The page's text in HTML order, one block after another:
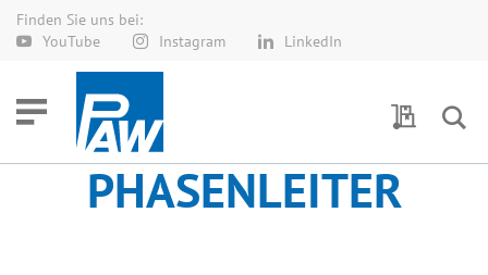
Finden Sie uns bei:
YouTube
Instagram LinkedIn
Direkt
Meine
PHASENLEITER